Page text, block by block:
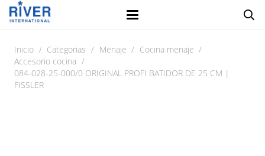
Inicio / Categorias / Menaje / Cocina menaje /
Accesorio cocina /
084-028-25-000/0 ORIGINAL PROFI BATIDOR DE 25 CM |
FISSLER